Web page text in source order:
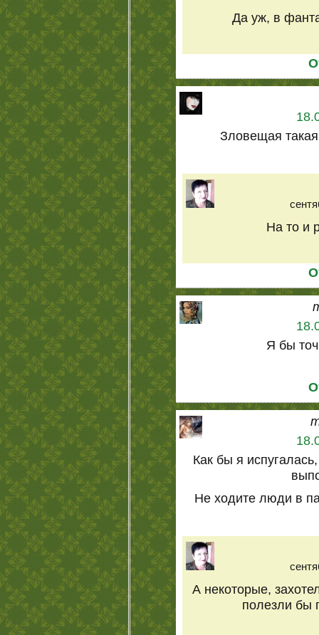
Да уж, в
Зловещая
На то и
Я бы
Как бы я
Не ходите люди в
А некоторые,
полезли бы